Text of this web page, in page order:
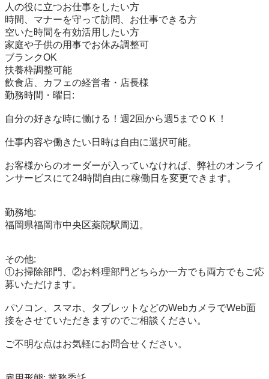
人の役に立つお仕事をしたい方
時間、マナーを守って訪問、お仕事できる方
空いた時間を有効活用したい方
家庭や子供の用事でお休み調整可
ブランクOK
扶養枠調整可能
飲食店、カフェの経営者・店長様
勤務時間・曜日:
自分の好きな時に働ける！週2回から週5までＯＫ！
仕事内容や働きたい日時は自由に選択可能。
お客様からのオーダーが入っていなければ、弊社のオンライ
ンサービスにて24時間自由に稼働日を変更できます。
勤務地:
福岡県福岡市中央区薬院駅周辺。
その他:
①お掃除部門、②お料理部門どちらか一方でも両方でもご応
募いただけます。
パソコン、スマホ、タブレットなどのWebカメラでWeb面
接をさせていただきますのでご相談ください。
ご不明な点はお気軽にお問合せください。